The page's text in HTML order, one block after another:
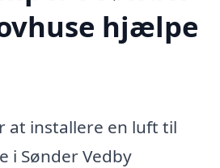
hjælpe
at installere en luft til
i Sønder Vedby